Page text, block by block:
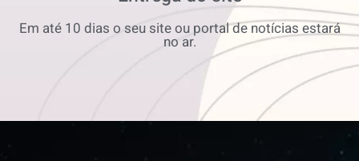
Em até 10 dias o seu site ou portal de notícias estará
no ar.